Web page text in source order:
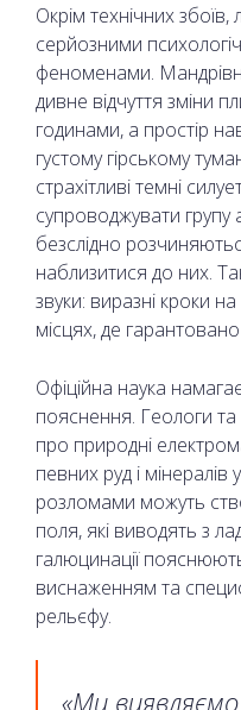
Окрім технічних
серйозними
феноменами.
дивне відчуття зміни
годинами, а простір
густому гірському
страхітливі темні
супроводжувати групу
безслідно
наблизитися до них.
звуки: виразні кроки
місцях, де
Офіційна наука
пояснення. Геологи та
про природні
певних руд і мінералів
розломами можуть
поля, які виводять з
галюцинації
виснаженням та
рельєфу.
«Ми